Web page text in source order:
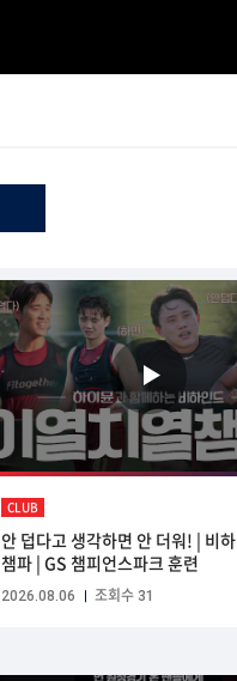
CLUB
안 덥다고 생각하면 안 더워! | 비
챔파 | GS 챔피언스파크 훈련
2026.08.06 조회수 31